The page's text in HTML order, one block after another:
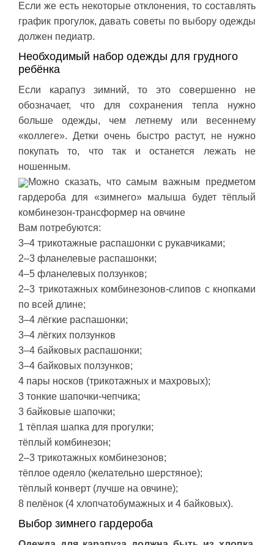
Если же есть некоторые отклонения, то составлять
график прогулок, давать советы по выбору одежды
должен педиатр.
Необходимый набор одежды для грудного
ребёнка
Если карапуз зимний, то это совершенно не
обозначает, что для сохранения тепла нужно
больше одежды, чем летнему или весеннему
«коллеге». Детки очень быстро растут, не нужно
покупать то, что так и останется лежать не
ношенным.
Можно сказать, что самым важным предметом
гардероба для «зимнего» малыша будет тёплый
комбинезон-трансформер на овчине
Вам потребуются:
3–4 трикотажные распашонки с рукавчиками;
2–3 фланелевые распашонки;
4–5 фланелевых ползунков;
2–3 трикотажных комбинезонов-слипов с кнопками
по всей длине;
3–4 лёгкие распашонки;
3–4 лёгких ползунков
3–4 байковых распашонки;
3–4 байковых ползунков;
4 пары носков (трикотажных и махровых);
3 тонкие шапочки-чепчика;
3 байковые шапочки;
1 тёплая шапка для прогулки;
тёплый комбинезон;
2–3 трикотажных комбинезонов;
тёплое одеяло (желательно шерстяное);
тёплый конверт (лучше на овчине);
8 пелёнок (4 хлопчатобумажных и 4 байковых).
Выбор зимнего гардероба